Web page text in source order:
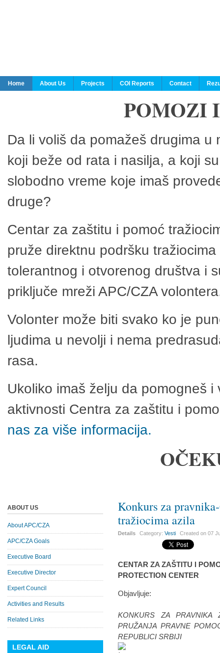
Home About Us Projects COI Reports Contact
POMOZI
Da li voliš da pomažeš drugima
koji beže od rata i nasilja, a koji
slobodno vreme koje imaš
druge?
Centar za zaštitu i pomoć
pruže direktnu podršku
tolerantnog i otvorenog društva i
priključe mreži APC/CZA
Volonter može biti svako ko je
ljudima u nevolji i nema
rasa.
Ukoliko imaš želju da pomogneš
aktivnosti Centra za zaštitu i
nas za više informacija.
Konkurs za
tražiocima azila
Details Category:Vesti Created on07
CENTAR ZA ZAŠTITU I
PROTECTION CENTER
Objavljuje:
KONKURS ZA
PRUŽANJA PRAVNE
REPUBLICI SRBIJI
ABOUT US
About APC/CZA
APC/CZA Goals
Executive Board
Executive Director
Expert Council
Activities and Results
Related Links
LEGAL AID